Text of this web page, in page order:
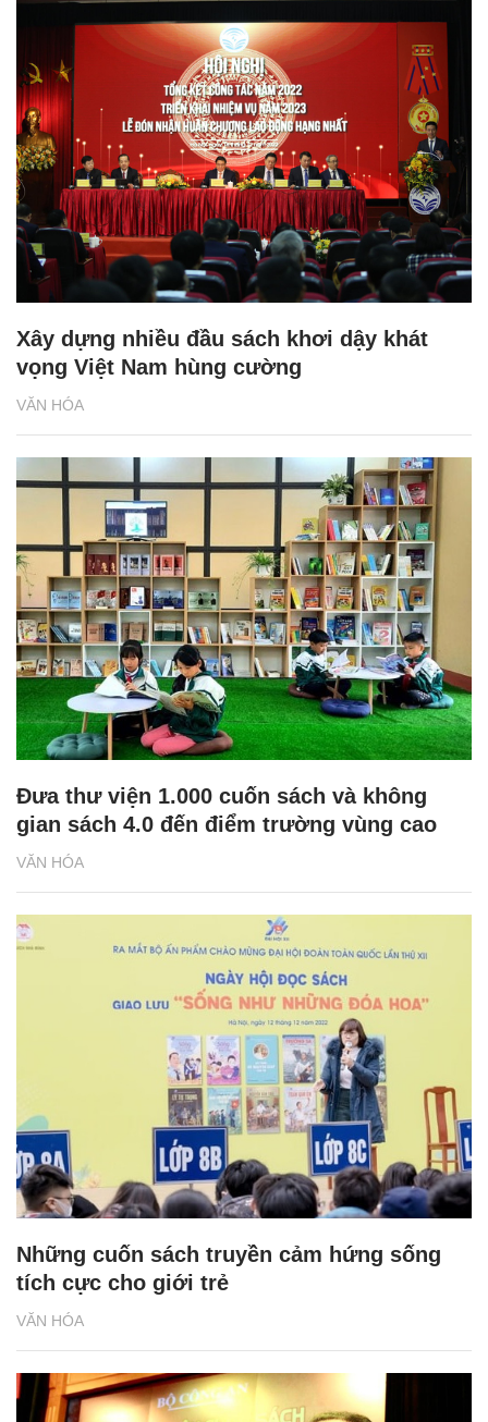
VĂN HÓA
Xây dựng nhiều đầu sách khơi dậy khát
vọng Việt Nam hùng cường
VĂN HÓA
Đưa thư viện 1.000 cuốn sách và không
gian sách 4.0 đến điểm trường vùng cao
VĂN HÓA
Những cuốn sách truyền cảm hứng sống
tích cực cho giới trẻ